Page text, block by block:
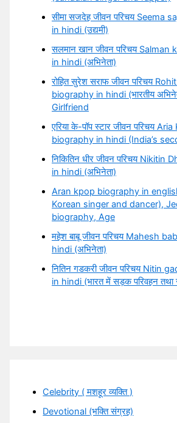
सीमा सजदेह जीवन परिचय Seema
in hindi (उद्यमी)
सलमान खान जीवन परिचय
in hindi (अभिनेता)
रोहित सुरेश सराफ जीवन परिचय
biography in hindi (भारतीय
Girlfriend
एरिया के-पॉप स्टार जीवन परिचय
biography in hindi (India’s
निकितिन धीर जीवन परिचय Nikitin
in hindi (अभिनेता)
Aran kpop biography in
Korean singer and dancer),
biography, Age
महेश बाबू जीवन परिचय Mahesh
hindi (अभिनेता)
नितिन गडकरी जीवन परिचय Nitin
in hindi (भारत में सड़क परिवहन तथा
Celebrity ( मशहूर व्यक्ति )
Devotional (भक्ति संग्रह)